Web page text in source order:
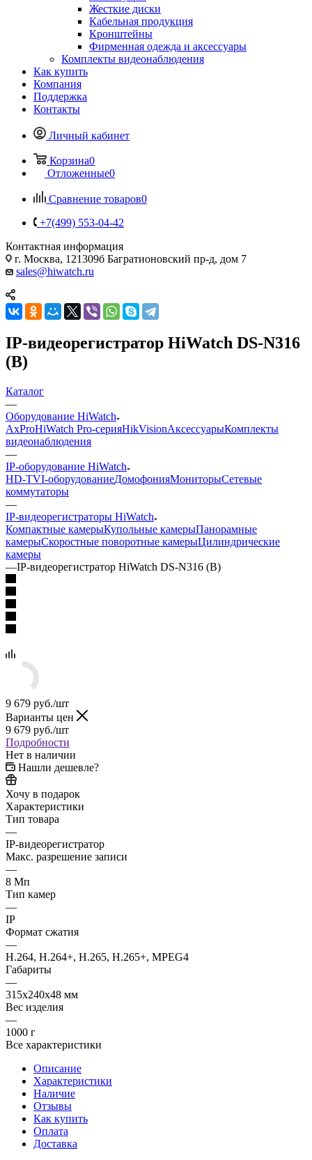
Жесткие диски
Кабельная продукция
Кронштейны
Фирменная одежда и аксессуары
Комплекты видеонаблюдения
Как купить
Компания
Поддержка
Контакты
Личный кабинет
Корзина0
Отложенные0
Сравнение товаров0
+7(499) 553-04-42
Контактная информация
г. Москва, 121309б Багратионовский пр-д, дом 7
sales@hiwatch.ru
IP-видеорегистратор HiWatch DS-N316
(B)
Каталог
—
Оборудование HiWatch
AxProHiWatch Pro-серияHikVisionАксессуарыКомплекты
видеонаблюдения
—
IP-оборудование HiWatch
HD-TVI-оборудованиеДомофонияМониторыСетевые
коммутаторы
—
IP-видеорегистраторы HiWatch
Компактные камерыКупольные камерыПанорамные
камерыСкоростные поворотные камерыЦилиндрические
камеры
—IP-видеорегистратор HiWatch DS-N316 (B)
9 679 руб./шт
Варианты цен
9 679 руб./шт
Подробности
Нет в наличии
Нашли дешевле?
Хочу в подарок
Характеристики
Тип товара
—
IP-видеорегистратор
Макс. разрешение записи
—
8 Мп
Тип камер
—
IP
Формат сжатия
—
H.264, H.264+, H.265, H.265+, MPEG4
Габариты
—
315x240x48 мм
Вес изделия
—
1000 г
Все характеристики
Описание
Характеристики
Наличие
Отзывы
Как купить
Оплата
Доставка